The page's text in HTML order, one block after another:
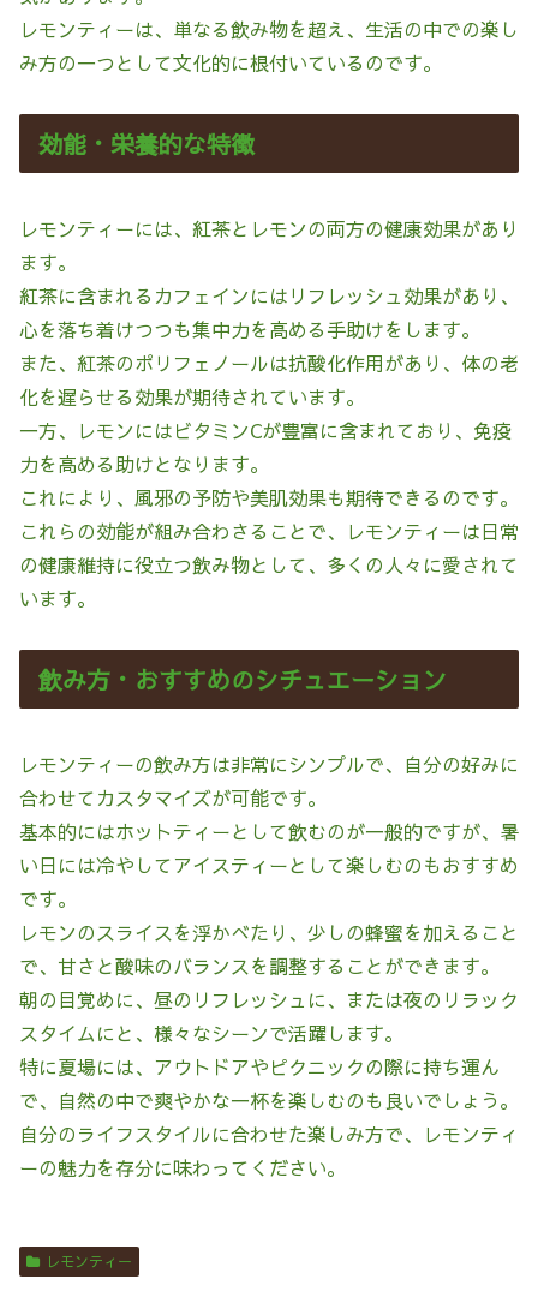
レモンティーは、単なる飲み物を超え、生活の中での楽し
み方の一つとして文化的に根付いているのです。
効能・栄養的な特徴
レモンティーには、紅茶とレモンの両方の健康効果があり
ます。
紅茶に含まれるカフェインにはリフレッシュ効果があり、
心を落ち着けつつも集中力を高める手助けをします。
また、紅茶のポリフェノールは抗酸化作用があり、体の老
化を遅らせる効果が期待されています。
一方、レモンにはビタミンCが豊富に含まれており、免疫
力を高める助けとなります。
これにより、風邪の予防や美肌効果も期待できるのです。
これらの効能が組み合わさることで、レモンティーは日常
の健康維持に役立つ飲み物として、多くの人々に愛されて
います。
飲み方・おすすめのシチュエーション
レモンティーの飲み方は非常にシンプルで、自分の好みに
合わせてカスタマイズが可能です。
基本的にはホットティーとして飲むのが一般的ですが、暑
い日には冷やしてアイスティーとして楽しむのもおすすめ
です。
レモンのスライスを浮かべたり、少しの蜂蜜を加えること
で、甘さと酸味のバランスを調整することができます。
朝の目覚めに、昼のリフレッシュに、または夜のリラック
スタイムにと、様々なシーンで活躍します。
特に夏場には、アウトドアやピクニックの際に持ち運ん
で、自然の中で爽やかな一杯を楽しむのも良いでしょう。
自分のライフスタイルに合わせた楽しみ方で、レモンティ
ーの魅力を存分に味わってください。
レモンティー